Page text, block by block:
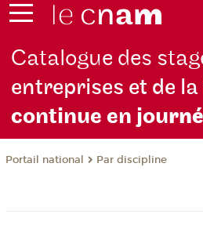
Catalogue des
entreprises et de
continue en jou
Portail national Par discipline